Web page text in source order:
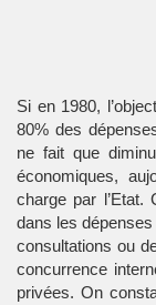
Si en 1980,
80% des
ne fait que
économiques,
charge par l’Etat.
dans les
consultations ou
concurrence
privées. On